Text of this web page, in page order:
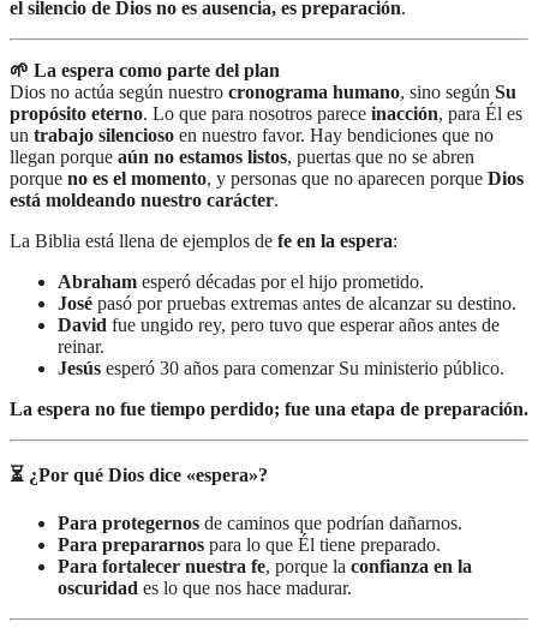
el silencio de Dios no es ausencia, es preparación.
🌱 La espera como parte del plan
Dios no actúa según nuestro cronograma humano, sino según Su
propósito eterno. Lo que para nosotros parece inacción, para Él es
un trabajo silencioso en nuestro favor. Hay bendiciones que no
llegan porque aún no estamos listos, puertas que no se abren
porque no es el momento, y personas que no aparecen porque Dios
está moldeando nuestro carácter.
La Biblia está llena de ejemplos de fe en la espera:
Abraham esperó décadas por el hijo prometido.
José pasó por pruebas extremas antes de alcanzar su destino.
David fue ungido rey, pero tuvo que esperar años antes de
reinar.
Jesús esperó 30 años para comenzar Su ministerio público.
La espera no fue tiempo perdido; fue una etapa de preparación.
⏳ ¿Por qué Dios dice «espera»?
Para protegernos de caminos que podrían dañarnos.
Para prepararnos para lo que Él tiene preparado.
Para fortalecer nuestra fe, porque la confianza en la
oscuridad es lo que nos hace madurar.